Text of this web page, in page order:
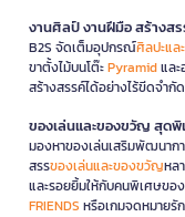
งานศิลป์ งานฝีมือ สร้างส
B2S จัดเต็มอุปกรณ์ศิลปะแล
ขาตั้งไม้บนโต๊ะPyramidแล
สร้างสรรค์ได้อย่างไร้ขีดจำกัด
ของเล่นและของขวัญ สุดพิ
มองหาของเล่นเสริมพัฒนาก
สรรของเล่นและของขวัญหล
และรอยยิ้มให้กับคนพิเศษขอ
FRIENDS หรือเกมจดหมายรัก